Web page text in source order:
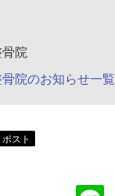
院
院のお知らせ一覧